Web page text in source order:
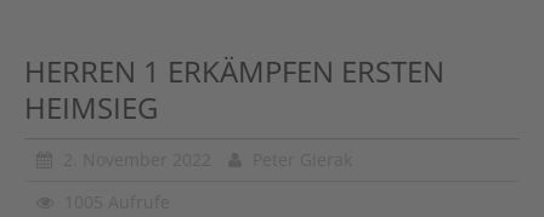
Shop
HERREN 1 ERKÄMPFEN ERSTEN
HEIMSIEG